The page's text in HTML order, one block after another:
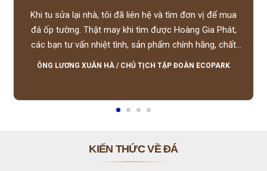
Khi tu sửa lại nhà, tôi đã liên hệ và tìm đơn vị để mua
đá ốp tường. Thật may khi tìm được Hoàng Gia Phát,
các bạn tư vấn nhiệt tình, sản phẩm chính hãng, chất
lượng tốt, giá hợp lý, hỗ trợ tận tình.
ÔNG LƯƠNG XUÂN HÀ / CHỦ TỊCH TẬP ĐOÀN ECOPARK
KIẾN THỨC VỀ ĐÁ